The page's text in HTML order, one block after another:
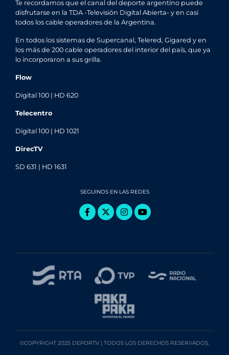
Te recordamos que el canal del deporte argentino puede
disfrutarse en la TDA -Televisión Digital Abierta- y en casi
todos los cable operadores de la Argentina.
En todos los sistemas de Supercanal, Telered, Gigared y en
los más de 200 cable operadores del interior del país, que ya
lo incorporaron a sus grilla.
Flow
Digital 100 | HD 620
Telecentro
Digital 100 | HD 1021
DirecTV
SD 631 | HD 1631
SEGUINOS EN LAS REDES
©COPYRIGHT 2025 DEPORTV | TODOS LOS DERECHOS RESERVADOS.